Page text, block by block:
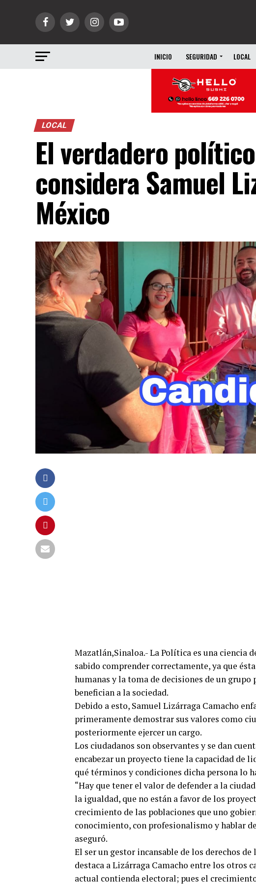
INICIO SEGURIDAD LOCAL
LOCAL
El verdadero
considera Samuel
México
Mazatlán,Sinaloa.- La Política es una ciencia
sabido comprender correctamente, ya que
humanas y la toma de decisiones de un
benefician a la sociedad.
Debido a esto, Samuel Lizárraga Camacho
primeramente demostrar sus valores como
posteriormente ejercer un cargo.
Los ciudadanos son observantes y se dan
encabezar un proyecto tiene la capacidad de
qué términos y condiciones dicha persona lo
“Hay que tener el valor de defender a la
la igualdad, que no están a favor de los
crecimiento de las poblaciones que uno
conocimiento, con profesionalismo y hablar
aseguró.
El ser un gestor incansable de los derechos
destaca a Lizárraga Camacho entre los otros
actual contienda electoral; pues el